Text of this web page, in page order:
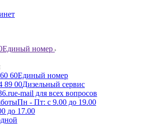
Единый номер
60Единый номер
89 00Дизельный сервис
e-mail для всех вопросов
Пн - Пт: с 9.00 до 19.00
до 17.00